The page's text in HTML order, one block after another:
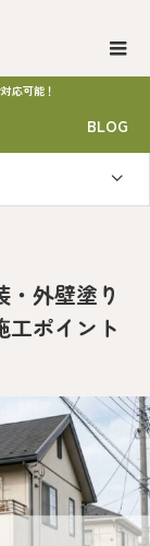
応可能！
BLOG
外壁塗り
工ポイント